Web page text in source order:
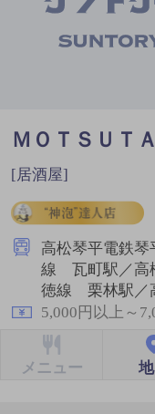
ＭＯＴＳＵＴ
[居酒屋]
高松琴平電鉄
線 瓦町駅／高
徳線 栗林駅／
5,000円以上～
メニュー